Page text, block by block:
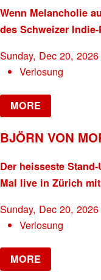
Wenn Melancholie
des Schweizer
Sunday, Dec 20, 2026
Verlosung
MORE
BJÖRN VON
Der heisseste
Mal live in Zürich
Sunday, Dec 20, 2026
Verlosung
MORE